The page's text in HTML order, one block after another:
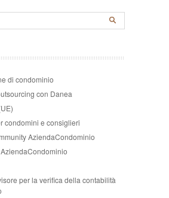
di condominio
con Danea
condomini e consiglieri
AziendaCondominio
per la verifica della contabilità